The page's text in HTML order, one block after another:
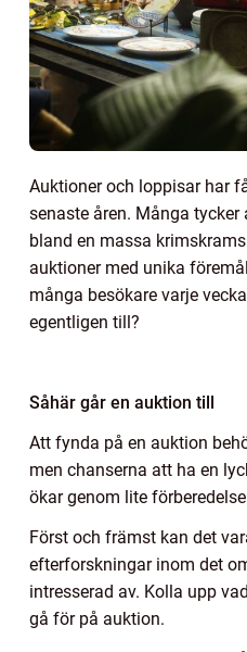
Auktioner och loppisar har
senaste åren. Många
bland en massa
auktioner med unika
många besökare varje
egentligen till?
Såhär går en auktion till
Att fynda på en auktion
men chanserna att ha en
ökar genom lite
Först och främst kan det
efterforskningar inom det
intresserad av. Kolla upp
gå för på auktion.